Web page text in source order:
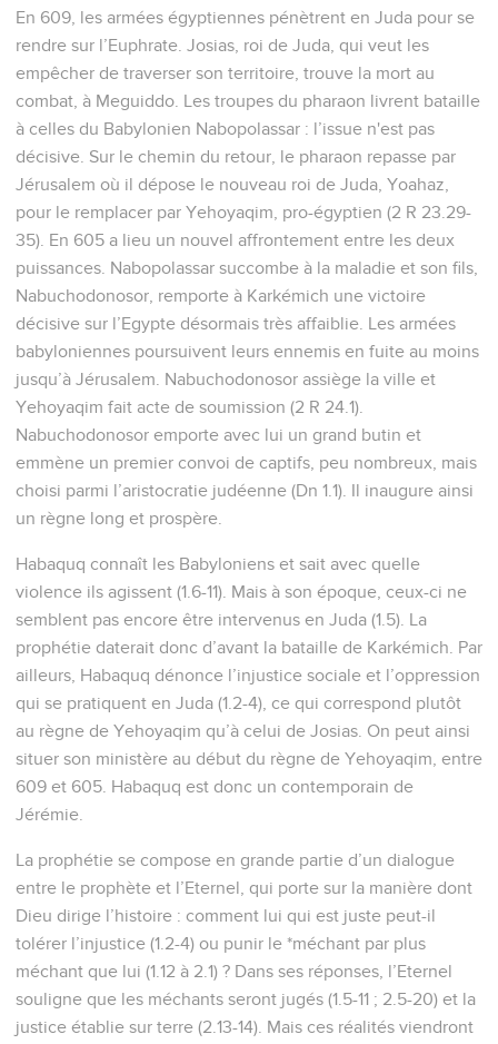
En 609, les armées égyptiennes pénètrent en Juda pour se
rendre sur l’Euphrate. Josias, roi de Juda, qui veut les
empêcher de traverser son territoire, trouve la mort au
combat, à Meguiddo. Les troupes du pharaon livrent bataille
à celles du Babylonien Nabopolassar : l’issue n'est pas
décisive. Sur le chemin du retour, le pharaon repasse par
Jérusalem où il dépose le nouveau roi de Juda, Yoahaz,
pour le remplacer par Yehoyaqim, pro-égyptien (2 R 23.29-
35). En 605 a lieu un nouvel affrontement entre les deux
puissances. Nabopolassar succombe à la maladie et son fils,
Nabuchodonosor, remporte à Karkémich une victoire
décisive sur l’Egypte désormais très affaiblie. Les armées
babyloniennes poursuivent leurs ennemis en fuite au moins
jusqu’à Jérusalem. Nabuchodonosor assiège la ville et
Yehoyaqim fait acte de soumission (2 R 24.1).
Nabuchodonosor emporte avec lui un grand butin et
emmène un premier convoi de captifs, peu nombreux, mais
choisi parmi l’aristocratie judéenne (Dn 1.1). Il inaugure ainsi
un règne long et prospère.
Habaquq connaît les Babyloniens et sait avec quelle
violence ils agissent (1.6-11). Mais à son époque, ceux-ci ne
semblent pas encore être intervenus en Juda (1.5). La
prophétie daterait donc d’avant la bataille de Karkémich. Par
ailleurs, Habaquq dénonce l’injustice sociale et l’oppression
qui se pratiquent en Juda (1.2-4), ce qui correspond plutôt
au règne de Yehoyaqim qu’à celui de Josias. On peut ainsi
situer son ministère au début du règne de Yehoyaqim, entre
609 et 605. Habaquq est donc un contemporain de
Jérémie.
La prophétie se compose en grande partie d’un dialogue
entre le prophète et l’Eternel, qui porte sur la manière dont
Dieu dirige l’histoire : comment lui qui est juste peut-il
tolérer l’injustice (1.2-4) ou punir le *méchant par plus
méchant que lui (1.12 à 2.1) ? Dans ses réponses, l’Eternel
souligne que les méchants seront jugés (1.5-11 ; 2.5-20) et la
justice établie sur terre (2.13-14). Mais ces réalités viendront